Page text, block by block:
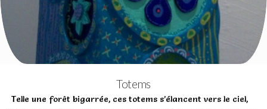
Totems
Telle une forêt bigarrée, ces totems s’élancent vers le ciel,